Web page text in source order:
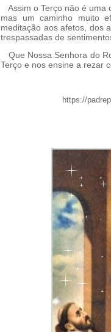
Assim o Terço não é uma
mas um caminho muito
meditação aos afetos, dos
trespassadas de
Que Nossa Senhora do
Terço e nos ensine a rezar
https://